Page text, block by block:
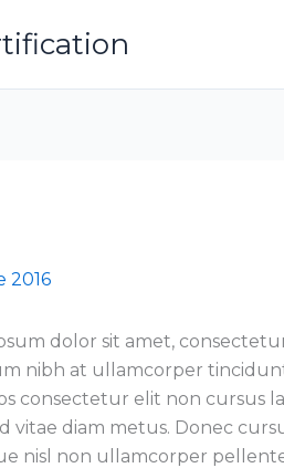
2016
dolor sit amet,
nibh at ullamcorper
consectetur elit non cursus
diam metus. Donec
nisl non ullamcorper